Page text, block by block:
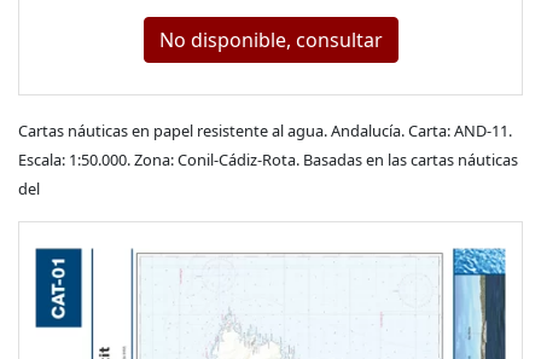
No disponible, consultar
Cartas náuticas en papel resistente al agua. Andalucía. Carta: AND-11.
Escala: 1:50.000. Zona: Conil-Cádiz-Rota. Basadas en las cartas náuticas
del